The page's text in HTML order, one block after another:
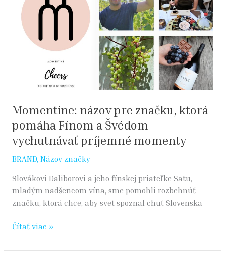
Momentine: názov pre značku, ktorá
pomáha Fínom a Švédom
vychutnávať príjemné momenty
BRAND, Názov značky
Slovákovi Daliborovi a jeho fínskej priateľke Satu,
mladým nadšencom vína, sme pomohli rozbehnúť
značku, ktorá chce, aby svet spoznal chuť Slovenska
pre
značku,
ktorá
pomáha
momenty
Čítať viac »